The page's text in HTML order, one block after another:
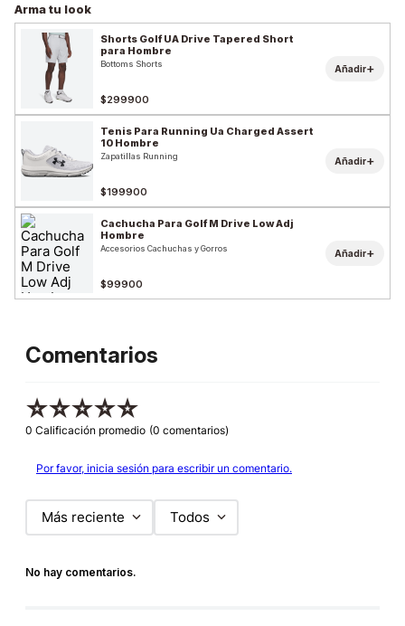
Arma tu look
Shorts Golf UA Drive Tapered Short
para Hombre
Bottoms Shorts
$299900
Añadir+
Tenis Para Running Ua Charged Assert
10 Hombre
Zapatillas Running
$199900
Añadir+
Cachucha Para Golf M Drive Low Adj
Hombre
Accesorios Cachuchas y Gorros
$99900
Añadir+
Comentarios
☆☆☆☆☆
0 Calificación promedio (0 comentarios)
Por favor, inicia sesión para escribir un comentario.
Más reciente Todos
No hay comentarios.